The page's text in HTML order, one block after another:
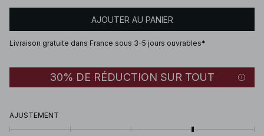
AJOUTER AU PANIER
Livraison gratuite dans France sous 3-5 jours ouvrables*
30% DE RÉDUCTION SUR TOUT
AJUSTEMENT